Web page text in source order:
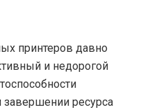
принтеров давно
и недорогой
завершении ресурса